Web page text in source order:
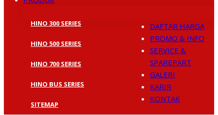
HINO 300 SERIES
HINO 500 SERIES
HINO 700 SERIES
HINO BUS SERIES
SITEMAP
DAFTAR HARGA
PROMO & INFO
SERVICE &
SPAREPART
GALERI
KARIR
KONTAK